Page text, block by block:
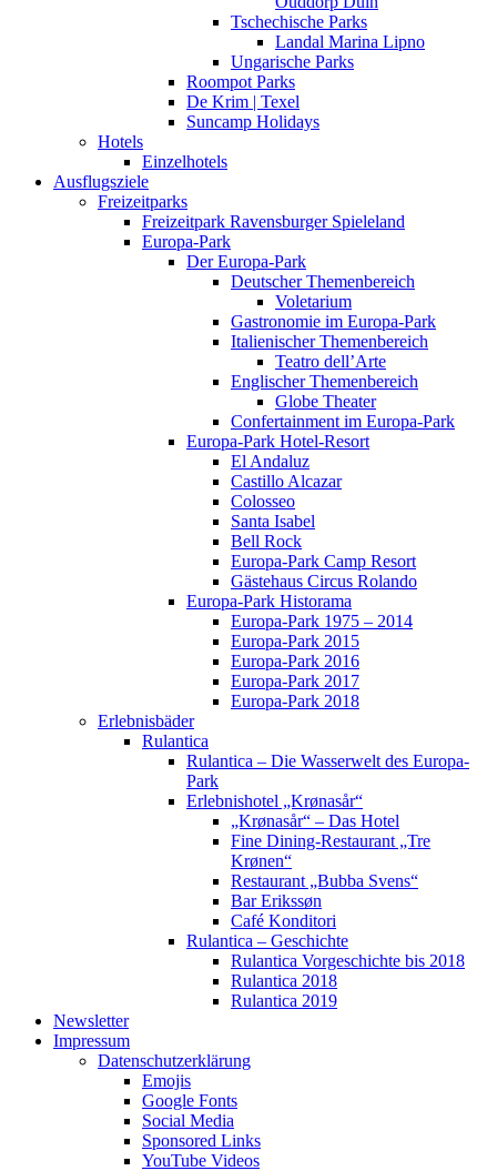
Tschechische Parks
Landal Marina Lipno
Ungarische Parks
Roompot Parks
De Krim | Texel
Suncamp Holidays
Hotels
Einzelhotels
Ausflugsziele
Freizeitparks
Freizeitpark Ravensburger Spieleland
Europa-Park
Der Europa-Park
Deutscher Themenbereich
Voletarium
Gastronomie im Europa-Park
Italienischer Themenbereich
Teatro dell’Arte
Englischer Themenbereich
Globe Theater
Confertainment im Europa-Park
Europa-Park Hotel-Resort
El Andaluz
Castillo Alcazar
Colosseo
Santa Isabel
Bell Rock
Europa-Park Camp Resort
Gästehaus Circus Rolando
Europa-Park Historama
Europa-Park 1975 – 2014
Europa-Park 2015
Europa-Park 2016
Europa-Park 2017
Europa-Park 2018
Erlebnisbäder
Rulantica
Rulantica – Die Wasserwelt des Europa-
Park
Erlebnishotel „Krønasår“
„Krønasår“ – Das Hotel
Fine Dining-Restaurant „Tre
Krønen“
Restaurant „Bubba Svens“
Bar Erikssøn
Café Konditori
Rulantica – Geschichte
Rulantica Vorgeschichte bis 2018
Rulantica 2018
Rulantica 2019
Newsletter
Impressum
Datenschutzerklärung
Emojis
Google Fonts
Social Media
Sponsored Links
YouTube Videos